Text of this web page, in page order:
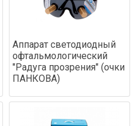
Аппарат светодиодный
офтальмологический
"Радуга прозрения" (очки
ПАНКОВА)